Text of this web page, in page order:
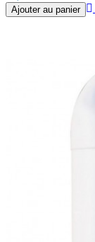
Ajouter au panier